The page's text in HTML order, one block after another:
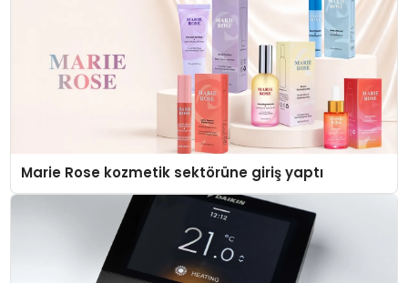
Marie Rose kozmetik sektörüne giriş yaptı